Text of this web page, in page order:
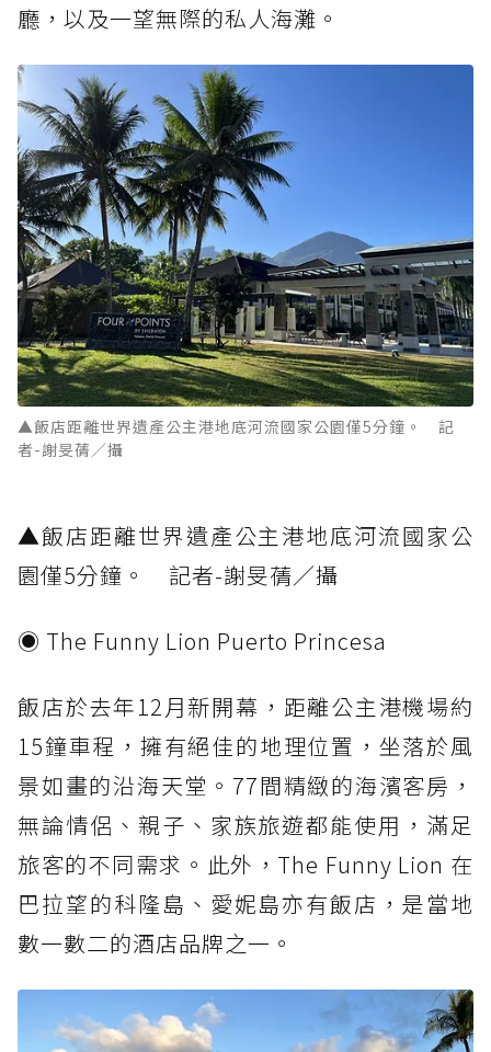
廳，以及一望無際的私人海灘。
▲飯店距離世界遺產公主港地底河流國家公園僅5分鐘。 記
者-謝旻蒨／攝
▲飯店距離世界遺產公主港地底河流國家公
園僅5分鐘。 記者-謝旻蒨／攝
◉ The Funny Lion Puerto Princesa
飯店於去年12月新開幕，距離公主港機場約
15鐘車程，擁有絕佳的地理位置，坐落於風
景如畫的沿海天堂。77間精緻的海濱客房，
無論情侶、親子、家族旅遊都能使用，滿足
旅客的不同需求。此外，The Funny Lion 在
巴拉望的科隆島、愛妮島亦有飯店，是當地
數一數二的酒店品牌之一。